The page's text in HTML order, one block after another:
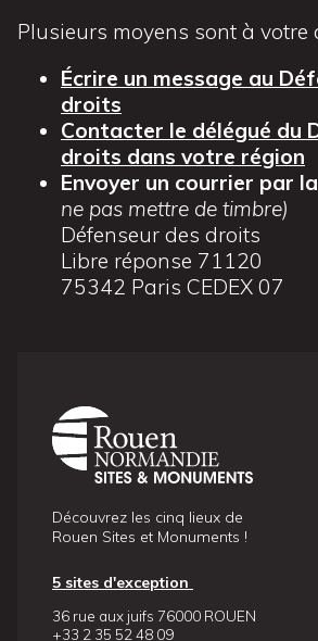
Plusieurs moyens sont à votre
Écrire un message au
droits
Contacter le délégué du
droits dans votre région
Envoyer un courrier par
ne pas mettre de timbre)
Défenseur des droits
Libre réponse 71120
75342 Paris CEDEX 07
Découvrez les cinq lieux de
Rouen Sites et Monuments !
5 sites d'exception
36 rue aux juifs 76000 ROUEN
+33 2 35 52 48 09